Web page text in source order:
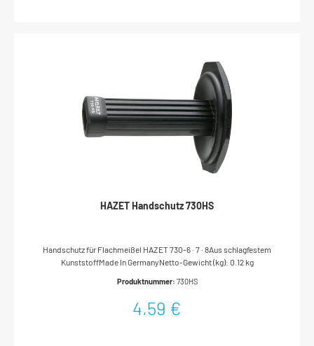
HAZET Handschutz 730HS
Handschutz für Flachmeißel HAZET 730-6 · 7 · 8Aus schlagfestem
KunststoffMade In GermanyNetto-Gewicht (kg): 0.12 kg
Produktnummer: 730HS
4,59 €